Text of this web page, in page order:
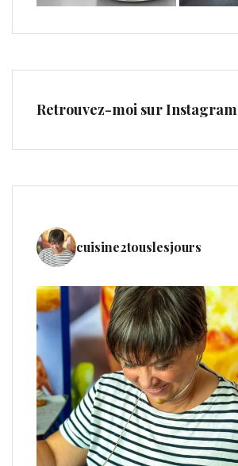
Retrouvez-moi sur Instagram
cuisine2touslesjours